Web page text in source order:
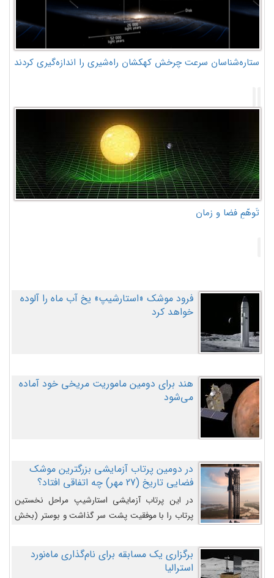
ستاره‌شناسان سرعت چرخش کهکشان راه‌شیری را اندازه‌گیری کردند
تَوهّمِ فضا و زمان
فرود موشک «استارشیپ» یخ آب ماه را آلوده
خواهد کرد
هند برای دومین ماموریت مریخی خود آماده
می‌شود
در دومین پرتاب آزمایشی بزرگترین موشک
فضایی تاریخ (27 مهر‌) چه اتفاقی افتاد؟
در این پرتاب آزمایشی استارشیپ مراحل نخستین
پرتاب را با موفقیت پشت سر گذاشت و بوستر (بخش
را وارد مسیر از پیش تعیین‌شده کند و سپس با یک
مکانیزم جدید با موفقیت از آن جدا شود. ‌
برگزاری یک مسابقه برای نام‌گذاری ماه‌نورد
استرالیا